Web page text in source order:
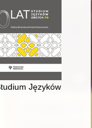
z Narodowego
Języków